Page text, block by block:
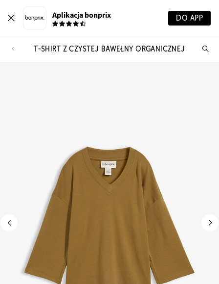
Aplikacja bonprix DO APP
T-SHIRT Z CZYSTEJ BAWEŁNY ORGANICZNEJ